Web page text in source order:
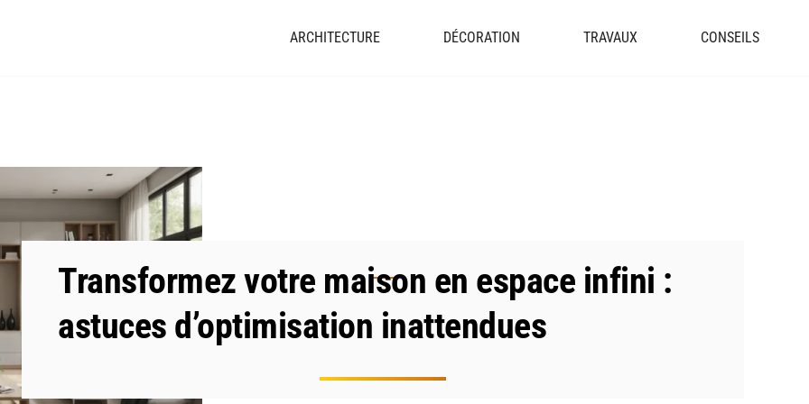
ARCHITECTURE DÉCORATION TRAVAUX CONSEILS
Transformez votre maison en espace infini :
astuces d’optimisation inattendues